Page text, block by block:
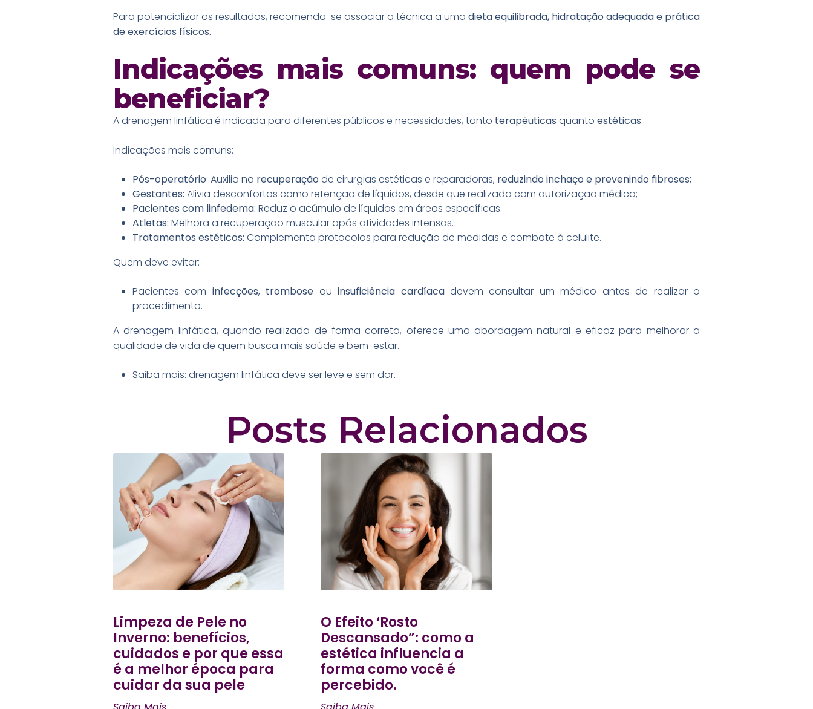
Para potencializar os resultados, recomenda-se associar a técnica a uma dieta equilibrada, hidratação adequada e prática
de exercícios físicos.
Indicações mais comuns: quem pode se
beneficiar?
A drenagem linfática é indicada para diferentes públicos e necessidades, tanto terapêuticas quanto estéticas.
Indicações mais comuns:
Pós-operatório: Auxilia na recuperação de cirurgias estéticas e reparadoras, reduzindo inchaço e prevenindo fibroses;
Gestantes: Alivia desconfortos como retenção de líquidos, desde que realizada com autorização médica;
Pacientes com linfedema: Reduz o acúmulo de líquidos em áreas específicas.
Atletas: Melhora a recuperação muscular após atividades intensas.
Tratamentos estéticos: Complementa protocolos para redução de medidas e combate à celulite.
Quem deve evitar:
Pacientes com infecções, trombose ouinsuficiência cardíacadevem consultar um médico antes de realizar o
procedimento.
A drenagem linfática, quando realizada de forma correta, oferece uma abordagem natural e eficaz para melhorar a
qualidade de vida de quem busca mais saúde e bem-estar.
Saiba mais: drenagem linfática deve ser leve e sem dor.
Posts Relacionados
Limpeza de Pele no
Inverno: benefícios,
cuidados e por que essa
é a melhor época para
cuidar da sua pele
O Efeito ‘Rosto
Descansado”: como a
estética influencia a
forma como você é
percebido.